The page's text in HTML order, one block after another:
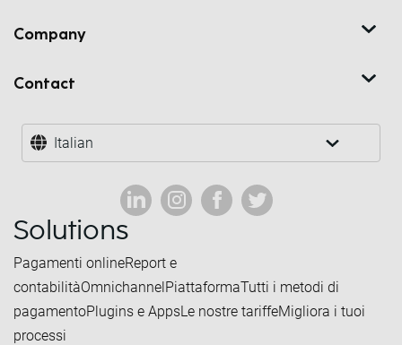
Company
Contact
Italian
Solutions
Pagamenti onlineReport e
contabilitàOmnichannelPiattaformaTutti i metodi di
pagamentoPlugins e AppsLe nostre tariffeMigliora i tuoi
processi